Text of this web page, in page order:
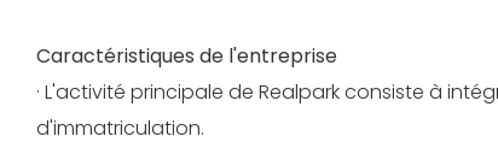
Caractéristiques de l'entreprise
· L'activité principale de Realpark consiste à
d'immatriculation.